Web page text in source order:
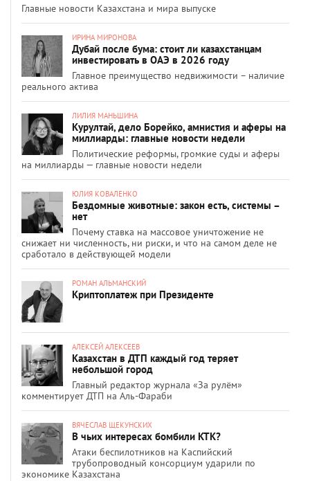
Главные новости Казахстана и мира выпуске
ИРИНА МИРОНОВА
Дубай после бума: стоит ли казахстанцам
инвестировать в ОАЭ в 2026 году
Главное преимущество недвижимости – наличие
реального актива
ЛИЛИЯ МАНЬШИНА
Курултай, дело Борейко, амнистия и аферы на
миллиарды: главные новости недели
Политические реформы, громкие суды и аферы
на миллиарды — главные новости недели
ЮЛИЯ КОВАЛЕНКО
Бездомные животные: закон есть, системы –
нет
Почему ставка на массовое уничтожение не
снижает ни численность, ни риски, и что на самом деле не
сработало в действующей модели
РОМАН АЛЬМАНСКИЙ
Криптоплатеж при Президенте
АЛЕКСЕЙ АЛЕКСЕЕВ
Казахстан в ДТП каждый год теряет
небольшой город
Главный редактор журнала «За рулём»
комментирует ДТП на Аль-Фараби
ВЯЧЕСЛАВ ЩЕКУНСКИХ
В чьих интересах бомбили КТК?
Атаки беспилотников на Каспийский
трубопроводный консорциум ударили по
экономике Казахстана